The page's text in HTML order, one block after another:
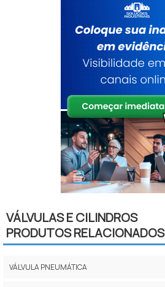
VÁLVULAS E CILINDROS
PRODUTOS RELACIONADOS
VÁLVULA PNEUMÁTICA